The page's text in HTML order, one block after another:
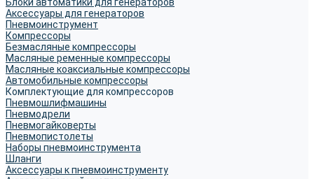
Аксессуары для генераторов
Пневмоинструмент
Компрессоры
Безмасляные компрессоры
Масляные ременные компрессоры
Масляные коаксиальные компрессоры
Автомобильные компрессоры
Комплектующие для компрессоров
Пневмошлифмашины
Пневмодрели
Пневмогайковерты
Пневмопистолеты
Наборы пневмоинструмента
Шланги
Аксессуары к пневмоинструменту